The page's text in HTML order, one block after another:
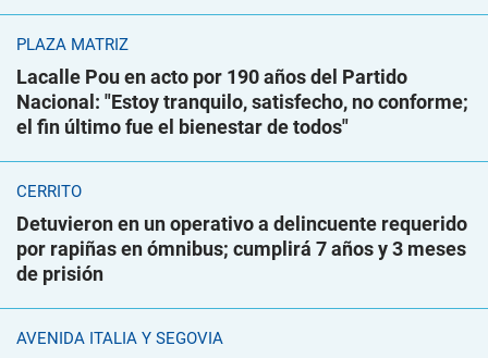
PLAZA MATRIZ
Lacalle Pou en acto por 190 años del Partido
Nacional: "Estoy tranquilo, satisfecho, no conforme;
el fin último fue el bienestar de todos"
CERRITO
Detuvieron en un operativo a delincuente requerido
por rapiñas en ómnibus; cumplirá 7 años y 3 meses
de prisión
AVENIDA ITALIA Y SEGOVIA